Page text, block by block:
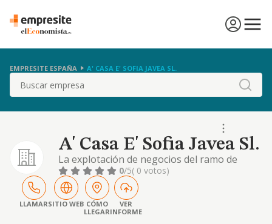
EMPRESITE ESPAÑA A' CASA E' SOFIA JAVEA SL.
Buscar
A' Casa E' Sofia Javea Sl.
La explotación de negocios del ramo de
hostelería y restauración, sean propios o no
y prestar el servicio en cualquier tipo de
entidad y, en general, dedicarse a la
explotación de cualquier negocio de servicio
de alimentos preparados y bebidas para el
0/5( 0 votos)
LLAMARSITIO WEB CÓMO
LLEGAR
VER
INFORME